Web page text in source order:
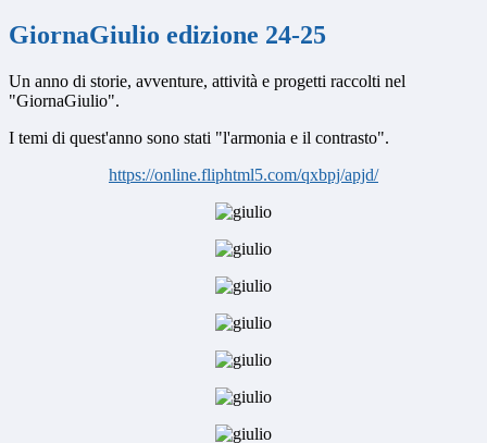
GiornaGiulio edizione 24-25
Un anno di storie, avventure, attività e progetti raccolti nel
"GiornaGiulio".
I temi di quest'anno sono stati "l'armonia e il contrasto".
https://online.fliphtml5.com/qxbpj/apjd/